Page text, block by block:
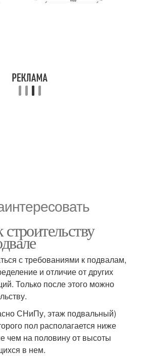
с требованиями к подвалам,
и отличие от других
Только после этого можно
СНиПу, этаж подвальный)
пол располагается ниже
чем на половину от высоты
в нем.